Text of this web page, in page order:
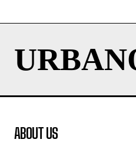
ABOUT US